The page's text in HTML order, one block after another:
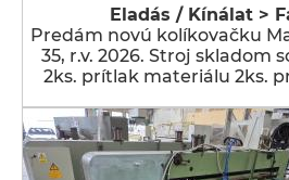
Eladás / Kínálat >
Predám novú kolíkovačku
35, r.v. 2026. Stroj skladom
2ks. prítlak materiálu 2ks.